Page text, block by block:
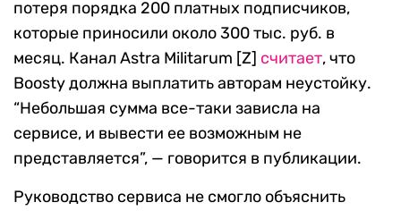
потеря порядка 200 платных подписчиков,
которые приносили около 300 тыс. руб. в
месяц. Канал Astra Militarum [Z] считает, что
Boosty должна выплатить авторам неустойку.
“Небольшая сумма все-таки зависла на
сервисе, и вывести ее возможным не
представляется”, — говорится в публикации.
Руководство сервиса не смогло объяснить